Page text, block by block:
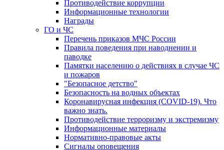
Противодействие коррупции
Информационные технологии
Награды
ГО и ЧС
Перечень приказов МЧС России
Правила поведения при наводнении и
паводке
Памятки населению о действиях в случае ЧС
и пожаров
"Безопасное детство"
Безопасность на водных объектах
Коронавирусная инфекция (COVID-19). Что
важно знать.
Противодействие терроризму и экстремизму
Информационные материалы
Нормативно-правовые акты
Сигналы оповещения